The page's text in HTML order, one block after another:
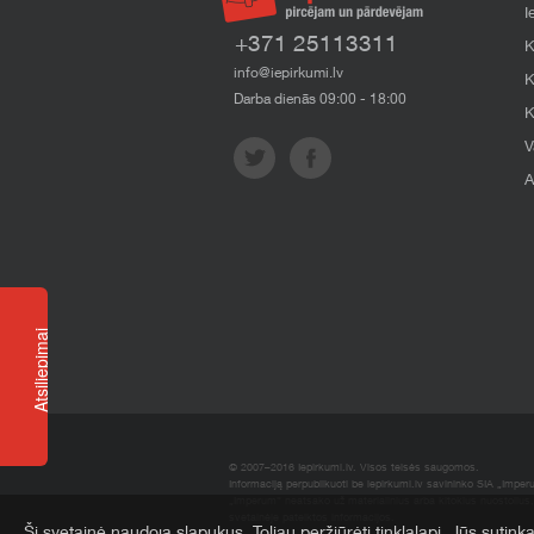
+371 25113311
info@iepirkumi.lv
Darba dienās 09:00 - 18:00
© 2007–2016 Iepirkumi.lv. Visos teisės saugomos.
Informaciją perpublikuoti be iepirkumi.lv savininko SIA
Atsiliepimai